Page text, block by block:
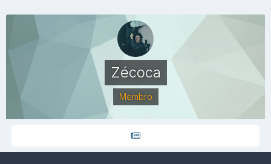
Zécoca
Membro